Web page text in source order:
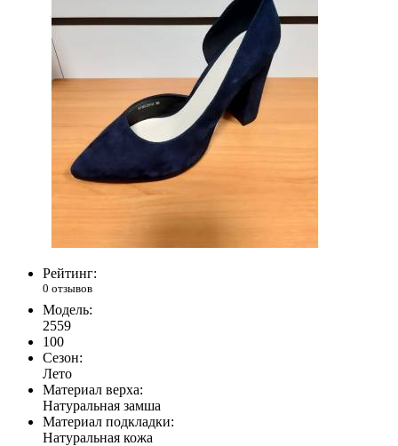
Рейтинг:
0 отзывов
Модель:
2559
100
Сезон:
Лето
Материал верха:
Натуральная замша
Материал подкладки:
Натуральная кожа